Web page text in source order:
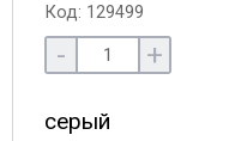
Код: 129499
- +
серый